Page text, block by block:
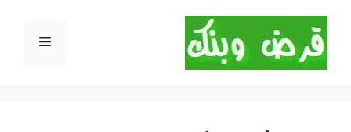
المحتوى
القائمة